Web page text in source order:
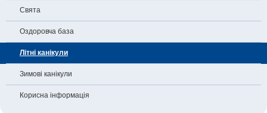
Свята
Оздоровча база
Літні канікули
Зимові канікули
Корисна інформація